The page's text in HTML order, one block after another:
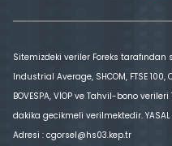
Sitemizdeki veriler Foreks tarafından
Industrial Average, SHCOM, FTSE 100,
BOVESPA, VİOP ve Tahvil-bono verileri
dakika gecikmeli verilmektedir. YASAL
Adresi : cgorsel@hs03.kep.tr